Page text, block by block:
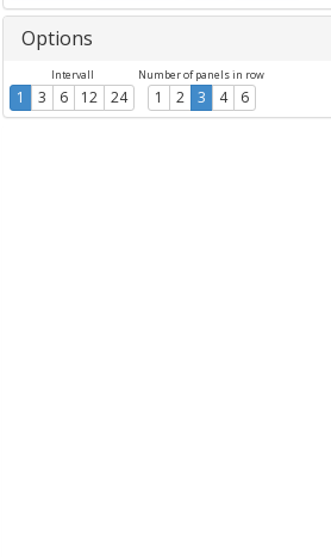
Options
Intervall
1 3 6 12 24
Number of panels in row
1 2 3 4 6